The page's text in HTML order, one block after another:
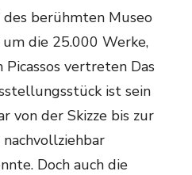
des berühmten Museo
die 25.000 Werke,
vertreten Das
ist sein
von der Skizze bis zur
Doch auch die